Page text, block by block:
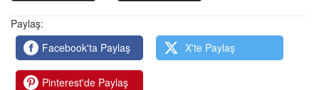
Paylaş:
Facebook'ta Paylaş
X'te Paylaş
Pinterest'de Paylaş